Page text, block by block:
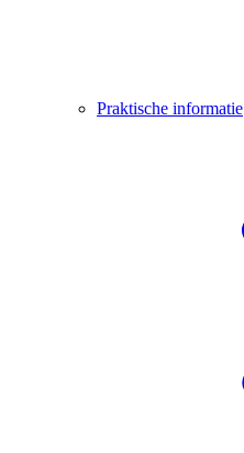
Praktische informatie